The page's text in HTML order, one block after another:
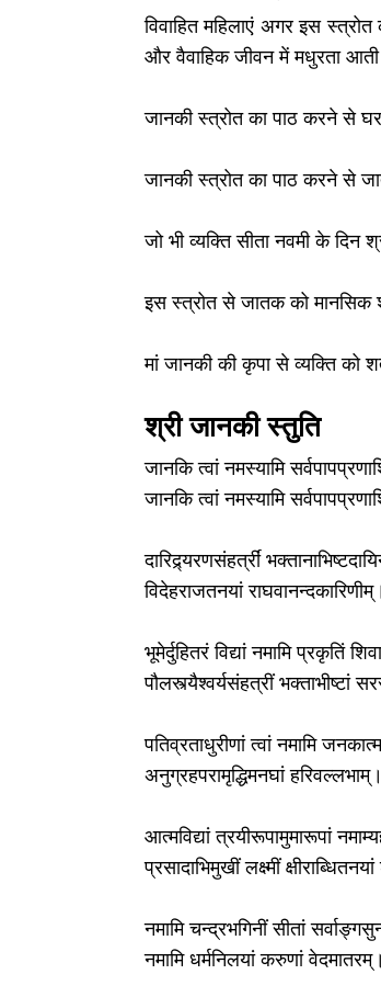
विवाहित महिलाएं अगर इस
और वैवाहिक जीवन में मधुरता
जानकी स्त्रोत का पाठ करने से घर
जानकी स्त्रोत का पाठ करने से
जो भी व्यक्ति सीता नवमी के दिन
इस स्त्रोत से जातक को मानसिक
मां जानकी की कृपा से व्यक्ति को
श्री जानकी स्तुति
जानकि त्वां नमस्यामि
जानकि त्वां नमस्यामि
दारिद्र्यरणसंहर्त्रीं
विदेहराजतनयां
भूमेर्दुहितरं विद्यां नमामि प्रकृतिं
पौलस्त्यैश्वर्यसंहत्रीं भक्ताभीष्टां
पतिव्रताधुरीणां त्वां नमामि
अनुग्रहपरामृद्धिमनघां
आत्मविद्यां त्रयीरूपामुमारूपां
प्रसादाभिमुखीं लक्ष्मीं
नमामि चन्द्रभगिनीं सीतां
नमामि धर्मनिलयां करुणां